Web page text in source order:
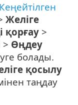
Кеңейтілген
Желіге
қорғау >
> Өңдеу
болады.
қосылу
таңдау